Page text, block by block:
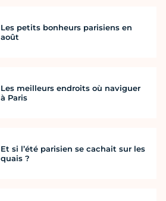
Les petits bonheurs parisiens en
août
Les meilleurs endroits où naviguer
à Paris
Et si l’été parisien se cachait sur les
quais ?